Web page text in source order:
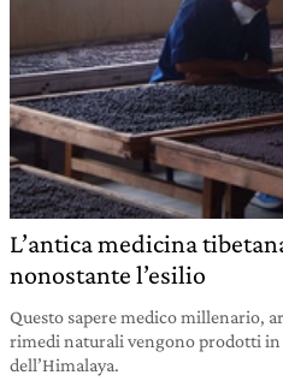
L’antica medicina
nonostante l’esilio
Questo sapere medico millenario,
rimedi naturali vengono prodotti in
dell’Himalaya.